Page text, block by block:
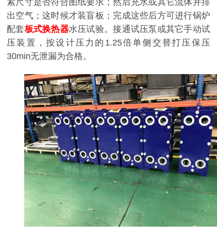
出空气；这时候才装盲板；完成这些后方可进行锅炉
配套板式换热器水压试验。接通试压泵或其它手动试
压装置，按设计压力的1.25倍单侧交替打压保压
30min无泄漏为合格。